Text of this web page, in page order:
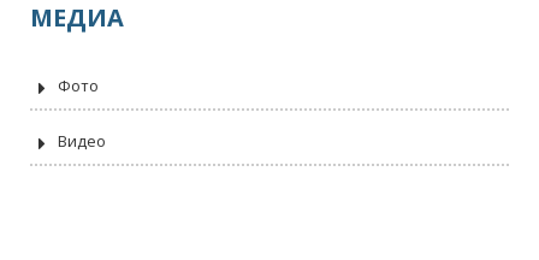
МЕДИА
Фото
Видео